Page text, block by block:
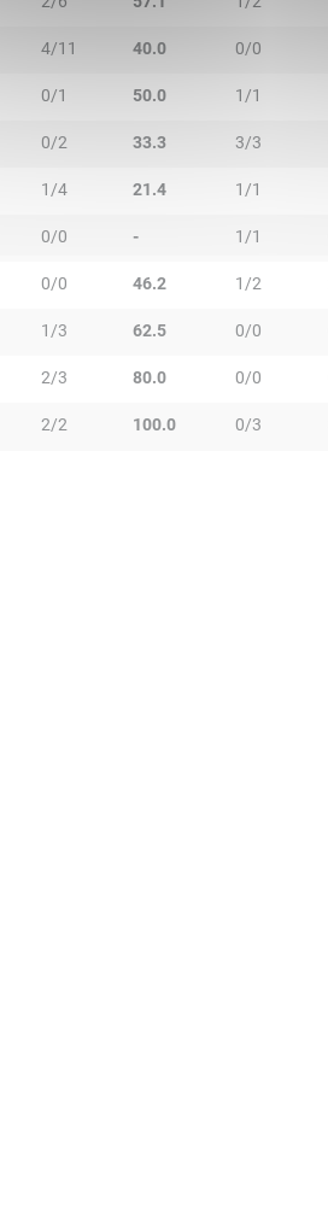
4/11 40.0 0/0
0/1 50.0 1/1
0/2 33.3 3/3
1/4 21.4 1/1
0/0 - 1/1
0/0 46.2 1/2
1/3 62.5 0/0
2/3 80.0 0/0
2/2 100.0 0/3